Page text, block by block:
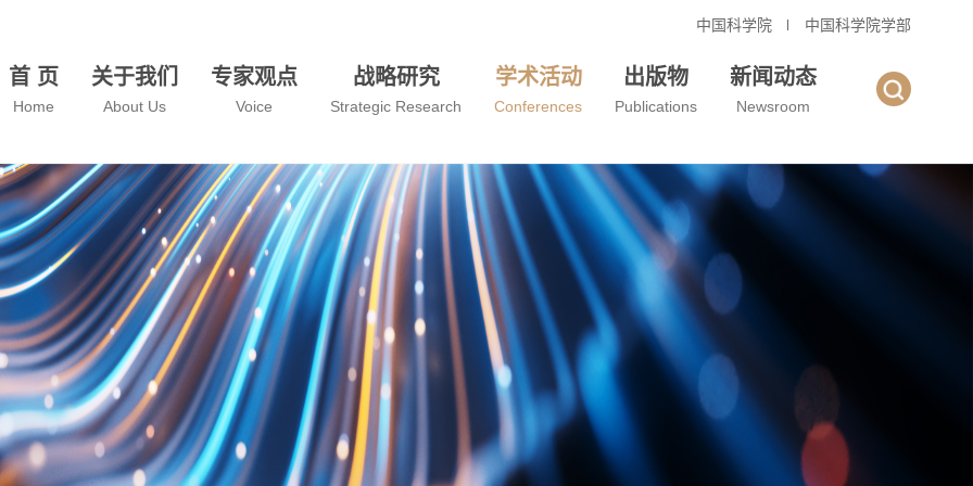
中国科学院 中国科学院学部
首 页
Home
关于我们
About Us
专家观点
Voice
战略研究
Strategic Research
学术活动
Conferences
出版物
Publications
新闻动态
Newsroom